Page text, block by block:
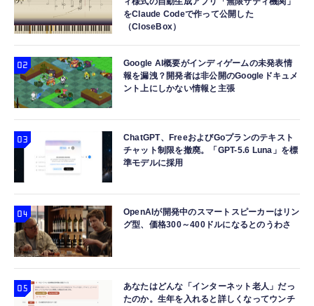
をClaude Codeで作って公開した
（CloseBox）
Google AI概要がインディゲームの未発表情
報を漏洩？開発者は非公開のGoogleドキュメ
ント上にしかない情報と主張
ChatGPT、FreeおよびGoプランのテキスト
チャット制限を撤廃。「GPT-5.6 Luna」を標
準モデルに採用
OpenAIが開発中のスマートスピーカーはリン
グ型、価格300～400ドルになるとのうわさ
あなたはどんな「インターネット老人」だっ
たのか。生年を入れると詳しくなってウンチ